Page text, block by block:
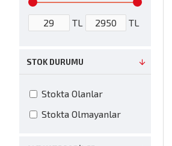
TL TL
STOK DURUMU
Stokta Olanlar
Stokta Olmayanlar